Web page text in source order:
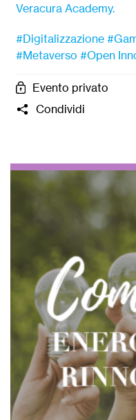
Veracura Academy.
#Digitalizzazione
#Metaverso #Open
Evento privato
Condividi